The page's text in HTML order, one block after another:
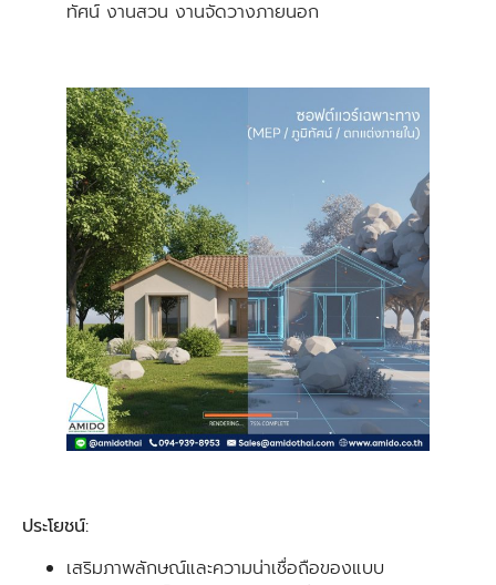
ทัศน์ งานสวน งานจัดวางภายนอก
ประโยชน์:
เสริมภาพลักษณ์และความน่าเชื่อถือของแบบ